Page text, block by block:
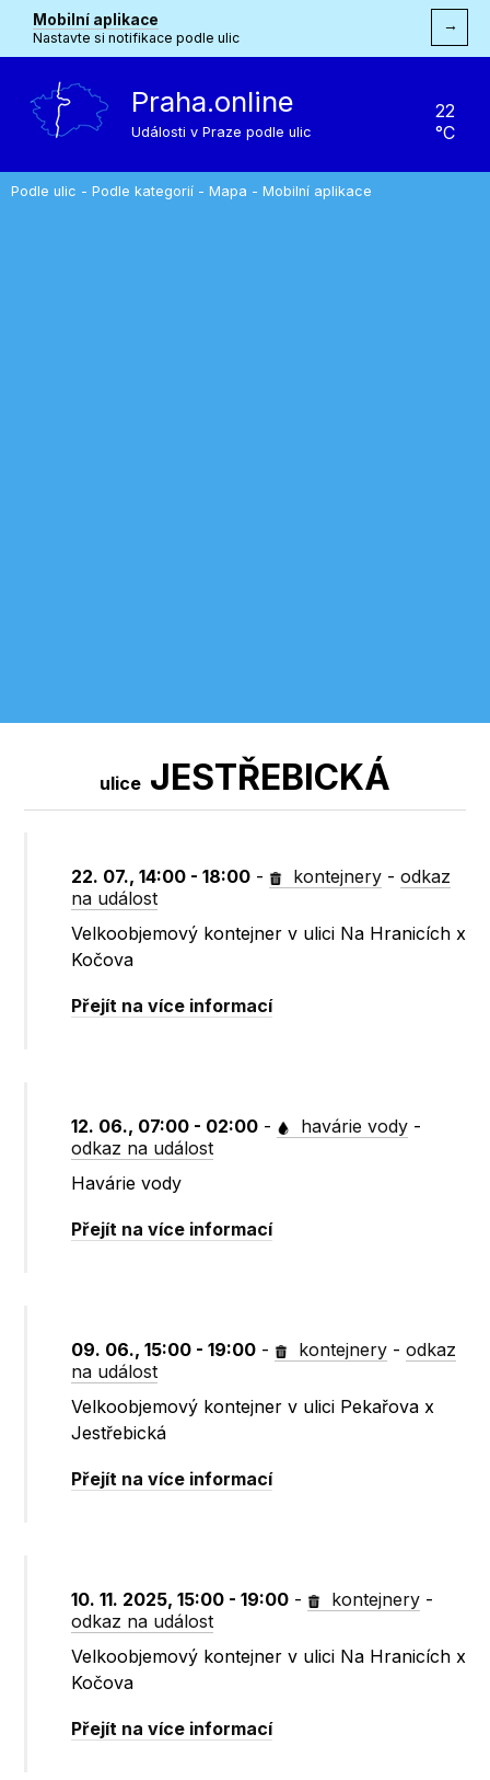
Mobilní aplikace
Nastavte si notifikace podle ulic
→
Praha.online
Události v Praze podle ulic
22
°C
Podle ulic - Podle kategorií - Mapa - Mobilní aplikace
ulice JESTŘEBICKÁ
22. 07., 14:00 - 18:00 - kontejnery -odkaz
na událost
Velkoobjemový kontejner v ulici Na Hranicích x
Kočova
Přejít na více informací
12. 06., 07:00 - 02:00 - havárie vody -
odkaz na událost
Havárie vody
Přejít na více informací
09. 06., 15:00 - 19:00 - kontejnery -odkaz
na událost
Velkoobjemový kontejner v ulici Pekařova x
Jestřebická
Přejít na více informací
10. 11. 2025, 15:00 - 19:00 - kontejnery -
odkaz na událost
Velkoobjemový kontejner v ulici Na Hranicích x
Kočova
Přejít na více informací